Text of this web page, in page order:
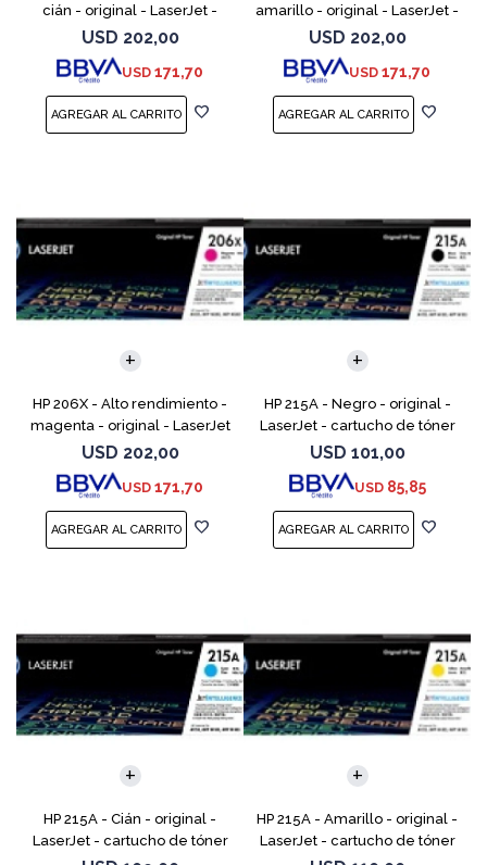
cián - original - LaserJet -
cartucho de tóner (W2111X) -
para Color LaserJet Pro M255,
M283, MFP M
USD 202,00
USD 171,70
amarillo - original - LaserJet -
cartucho de tóner (W2112X) -
para Color LaserJet Pro M255,
M283, M
USD 202,00
USD 171,70
HP 206X - Alto rendimiento -
magenta - original - LaserJet
- cartucho de tóner (W2113X)
- para Color LaserJet Pro
M255, M283, MF
USD 202,00
USD 171,70
HP 215A - Negro - original -
LaserJet - cartucho de tóner
(W2310A) - para Color
LaserJet Pro M155a, M155nw,
MFP M182n, MFP M182n
USD 101,00
USD 85,85
HP 215A - Cián - original -
LaserJet - cartucho de tóner
HP 215A - Amarillo - original -
LaserJet - cartucho de tóner